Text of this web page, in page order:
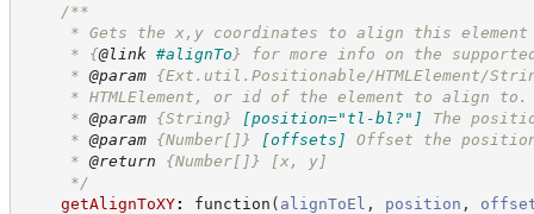
/**
* Gets the x,y coordinates to align this element
* {@link #alignTo } for more info on the
* @param {Ext.util.Positionable/HTMLElement/
* HTMLElement, or id of the element to align to.
* @param {String} [position="tl-bl?"]
The
* @param {Number[]} [offsets]
Offset the
* @return {Number[]}
[x, y]
*/
getAlignToXY: function ( alignToEl , position ,